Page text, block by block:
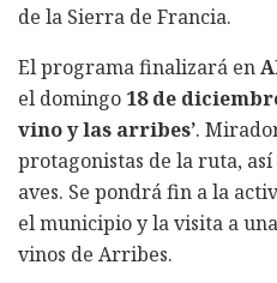
de la Sierra de Francia.
El programa finalizará en
el domingo 18 de
vino y las arribes’.
protagonistas de la ruta,
aves. Se pondrá fin a la
el municipio y la visita a
vinos de Arribes.